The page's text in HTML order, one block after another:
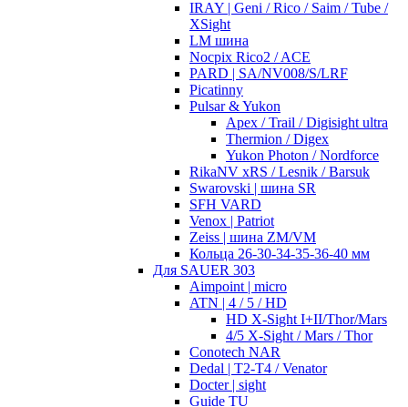
IRAY | Geni / Rico / Saim / Tube /
XSight
LM шина
Nocpix Rico2 / ACE
PARD | SA/NV008/S/LRF
Picatinny
Pulsar & Yukon
Apex / Trail / Digisight ultra
Thermion / Digex
Yukon Photon / Nordforce
RikaNV xRS / Lesnik / Barsuk
Swarovski | шина SR
SFH VARD
Venox | Patriot
Zeiss | шина ZM/VM
Кольца 26-30-34-35-36-40 мм
Для SAUER 303
Aimpoint | micro
ATN | 4 / 5 / HD
HD X-Sight I+II/Thor/Mars
4/5 X-Sight / Mars / Thor
Conotech NAR
Dedal | T2-T4 / Venator
Docter | sight
Guide TU